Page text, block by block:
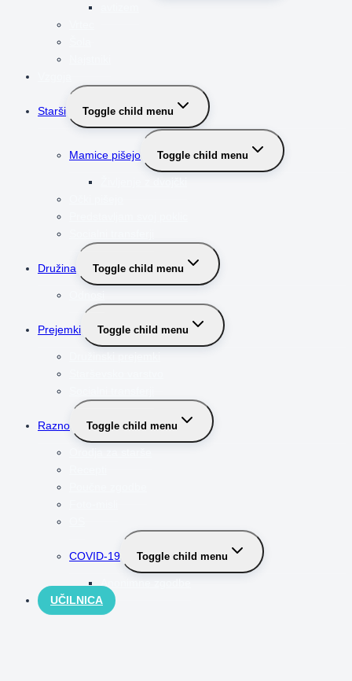
Starši Toggle child menu
Mamice pišejo Toggle child menu
Družina Toggle child menu
Prejemki Toggle child menu
Razno Toggle child menu
COVID-19 Toggle child menu
UČILNICA